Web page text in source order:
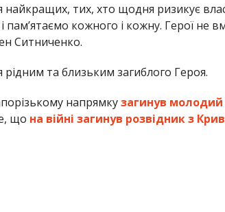
найкращих, тих, хто щодня ризикує
кожного і кожну. Герої не
Ситниченко.
та близьким загиблого Героя.
напрямкузагинув молодий
що на війні загинув розвідник з